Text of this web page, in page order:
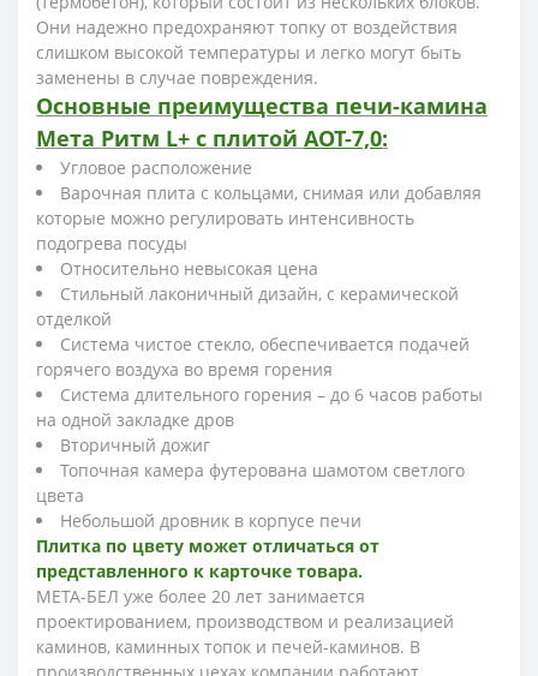
Они надежно предохраняют топку от воздействия
слишком высокой температуры и легко могут быть
заменены в случае повреждения.
Основные преимущества печи-камина
Мета Ритм L+ с плитой АОТ-7,0:
Угловое расположение
Варочная плита с кольцами, снимая или добавляя
которые можно регулировать интенсивность
подогрева посуды
Относительно невысокая цена
Стильный лаконичный дизайн, с керамической
отделкой
Система чистое стекло, обеспечивается подачей
горячего воздуха во время горения
Система длительного горения – до 6 часов работы
на одной закладке дров
Вторичный дожиг
Топочная камера футерована шамотом светлого
цвета
Небольшой дровник в корпусе печи
Плитка по цвету может отличаться от
представленного к карточке товара.
МЕТА-БЕЛ уже более 20 лет занимается
проектированием, производством и реализацией
каминов, каминных топок и печей-каминов. В